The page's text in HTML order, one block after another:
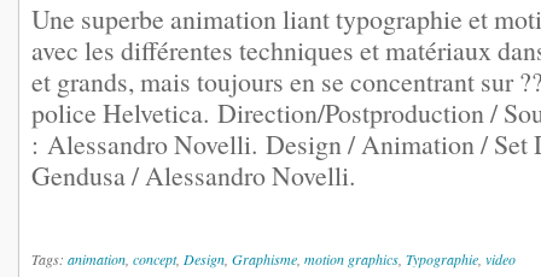
Une superbe animation liant typographie et
avec les différentes techniques et matériaux
et grands, mais toujours en se concentrant sur
police Helvetica. Direction/Postproduction /
: Alessandro Novelli. Design / Animation / Set
Gendusa / Alessandro Novelli.
Tags: animation concept, Design Graphisme motion graphics Typographie video